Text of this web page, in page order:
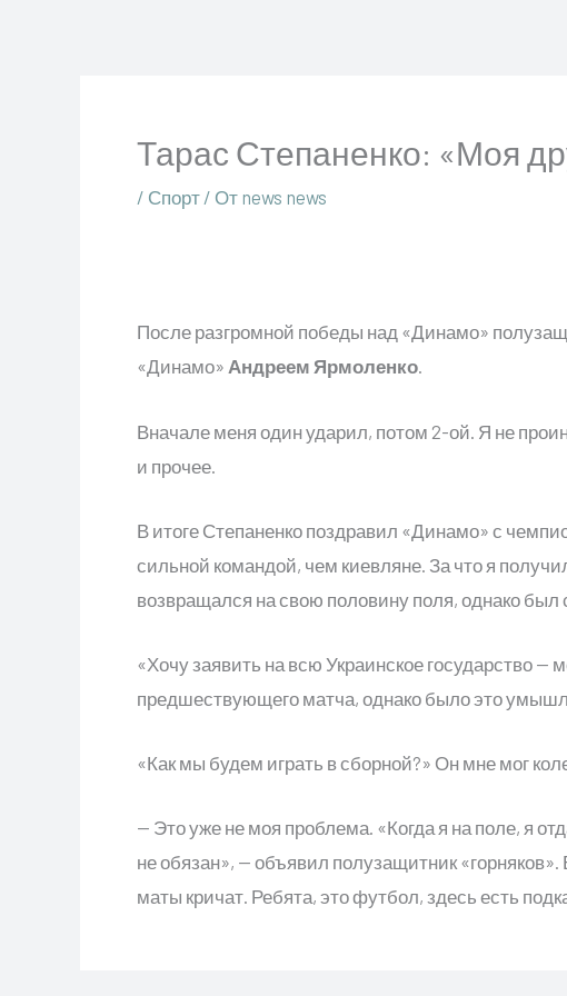
Тарас Степаненко: «Моя
/ Спорт / От news news
После разгромной победы над «Динамо»
«Динамо» Андреем Ярмоленко.
Вначале меня один ударил, потом 2-ой. Я не
и прочее.
В итоге Степаненко поздравил «Динамо» с
сильной командой, чем киевляне. За что я
возвращался на свою половину поля, однако был
«Хочу заявить на всю Украинское государство
предшествующего матча, однако было это
«Как мы будем играть в сборной?» Он мне мог
— Это уже не моя проблема. «Когда я на поле, я
не обязан», — объявил полузащитник
маты кричат. Ребята, это футбол, здесь есть